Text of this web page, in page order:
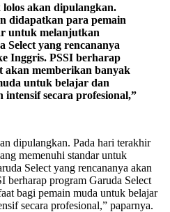
akan dipulangkan.
didapatkan para pemain
untuk melanjutkan
Select yang rencananya
Inggris. PSSI berharap
akan memberikan banyak
untuk belajar dan
intensif secara profesional,”
dipulangkan. Pada hari terakhir
memenuhi standar untuk
Select yang rencananya akan
berharap program Garuda Select
bagi pemain muda untuk belajar
secara profesional,” paparnya.